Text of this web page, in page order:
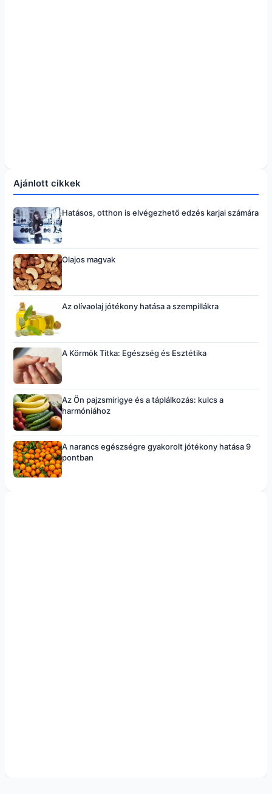
Ajánlott cikkek
Hatásos, otthon is elvégezhető edzés karjai számára
Olajos magvak
Az olívaolaj jótékony hatása a szempillákra
A Körmök Titka: Egészség és Esztétika
Az Ön pajzsmirigye és a táplálkozás: kulcs a
harmóniához
A narancs egészségre gyakorolt jótékony hatása 9
pontban